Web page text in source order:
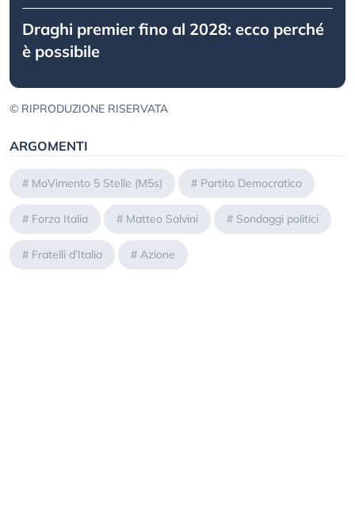
Draghi premier fino al 2028: ecco perché
è possibile
© RIPRODUZIONE RISERVATA
ARGOMENTI
# MoVimento 5 Stelle (M5s) # Partito Democratico
# Forza Italia # Matteo Salvini # Sondaggi politici
# Fratelli d’Italia # Azione